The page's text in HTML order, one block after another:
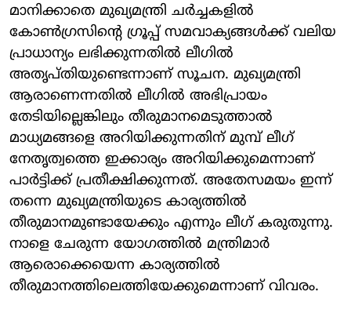
മാനിക്കാതെ മുഖ്യമന്ത്രി ചര്‍ച്ചകളില്‍
കോണ്‍ഗ്രസിന്റെ ഗ്രൂപ്പ് സമവാക്യങ്ങള്‍ക്ക് വലിയ
പ്രാധാന്യം ലഭിക്കുന്നതില്‍ ലീഗില്‍
അതൃപ്തിയുണ്ടെന്നാണ് സൂചന. മുഖ്യമന്ത്രി
ആരാണെന്നതില്‍ ലീഗില്‍ അഭിപ്രായം
തേടിയില്ലെങ്കിലും തീരുമാനമെടുത്താല്‍
മാധ്യമങ്ങളെ അറിയിക്കുന്നതിന് മുമ്പ് ലീഗ്
നേതൃത്വത്തെ ഇക്കാര്യം അറിയിക്കുമെന്നാണ്
പാര്‍ട്ടിക്ക് പ്രതീക്ഷിക്കുന്നത്. അതേസമയം ഇന്ന്
തന്നെ മുഖ്യമന്ത്രിയുടെ കാര്യത്തില്‍
തീരുമാനമുണ്ടായേക്കും എന്നും ലീഗ് കരുതുന്നു.
നാളെ ചേരുന്ന യോഗത്തില്‍ മന്ത്രിമാര്‍
ആരൊക്കെയെന്ന കാര്യത്തില്‍
തീരുമാനത്തിലെത്തിയേക്കുമെന്നാണ് വിവരം.